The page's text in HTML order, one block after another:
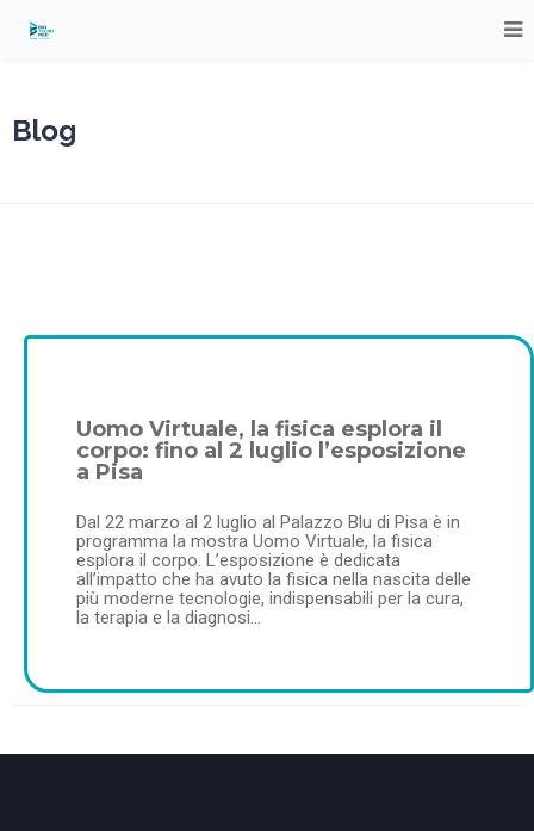
Blog
Uomo Virtuale, la fisica esplora il
corpo: fino al 2 luglio l’esposizione
a Pisa
Dal 22 marzo al 2 luglio al Palazzo Blu di Pisa è in
programma la mostra Uomo Virtuale, la fisica
esplora il corpo. L’esposizione è dedicata
all’impatto che ha avuto la fisica nella nascita delle
più moderne tecnologie, indispensabili per la cura,
la terapia e la diagnosi…